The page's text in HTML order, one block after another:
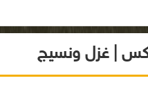
| غزل ونسيج